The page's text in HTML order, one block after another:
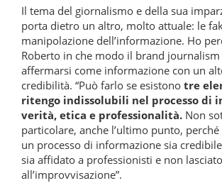
Il tema del giornalismo e della sua
porta dietro un altro, molto attuale: le
manipolazione dell’informazione. Ho
Roberto in che modo il brand journalism
affermarsi come informazione con un
credibilità. “Può farlo se esistono tre
ritengo indissolubili nel processo di
verità, etica e professionalità. Non
particolare, anche l’ultimo punto,
un processo di informazione sia
sia affidato a professionisti e non lasciato
all’improvvisazione”.